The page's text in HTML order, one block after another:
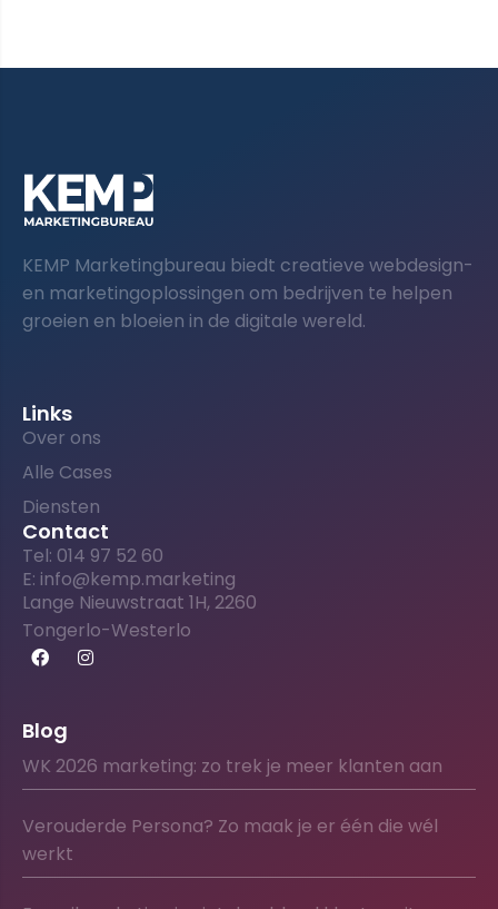
KEMP Marketingbureau biedt creatieve webdesign-
en marketingoplossingen om bedrijven te helpen
groeien en bloeien in de digitale wereld.
Links
Over ons
Alle Cases
Diensten
Contact
Tel: 014 97 52 60
E: info@kemp.marketing
Lange Nieuwstraat 1H, 2260
Tongerlo-Westerlo
Blog
WK 2026 marketing: zo trek je meer klanten aan
Verouderde Persona? Zo maak je er één die wél
werkt